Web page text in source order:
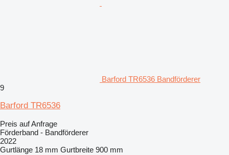
Barford TR6536 Bandförderer
9
Barford TR6536
Preis auf Anfrage
Förderband - Bandförderer
2022
Gurtlänge 18 mm Gurtbreite 900 mm